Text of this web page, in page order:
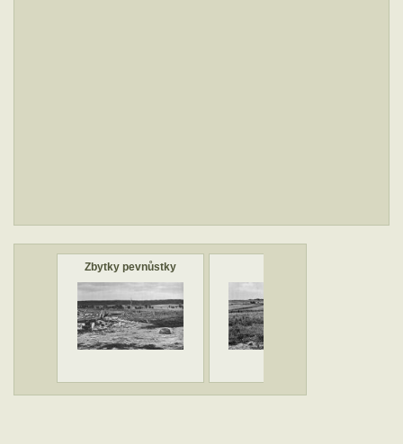
Zbytky pevnůstky